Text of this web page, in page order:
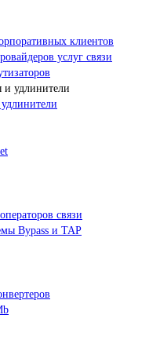
клиентов
услуг связи
связи
Bypass и TAP